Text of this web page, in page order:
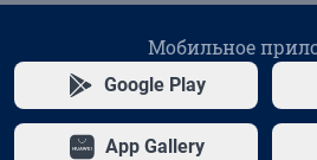
Мобильное
Google Play
App Gallery